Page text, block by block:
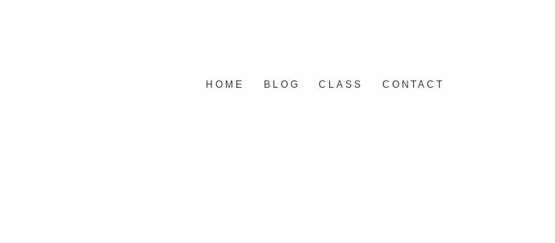
HOME BLOG CLASS CONTACT